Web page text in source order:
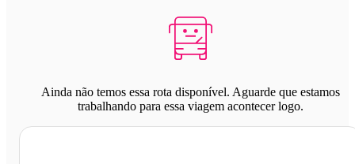
Ainda não temos essa rota disponível. Aguarde que estamos
trabalhando para essa viagem acontecer logo.